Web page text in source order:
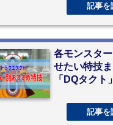
各モンスタ
せたい特技
「DQタクト」